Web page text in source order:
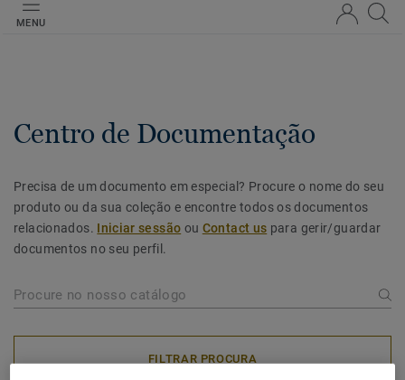
MENU
Centro de Documentação
Precisa de um documento em especial? Procure o nome do seu
produto ou da sua coleção e encontre todos os documentos
relacionados. Iniciar sessão ou Contact us para gerir/guardar
documentos no seu perfil.
FILTRAR PROCURA